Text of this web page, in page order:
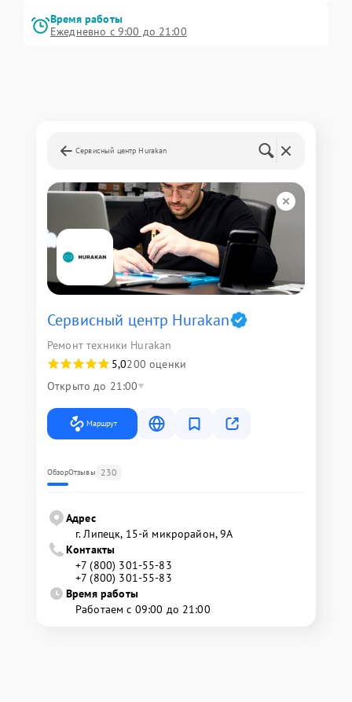
Время работы
Ежедневно с 9:00 до 21:00
Сервисный центр Hurakan
Сервисный центр Hurakan
Ремонт техники Hurakan
5,0200 оценки
Открыто до 21:00
Маршрут
ОбзорОтзывы 230
Адрес
г. Липецк, 15-й микрорайон, 9А
Контакты
+7 (800) 301-55-83
+7 (800) 301-55-83
Время работы
Работаем с 09:00 до 21:00